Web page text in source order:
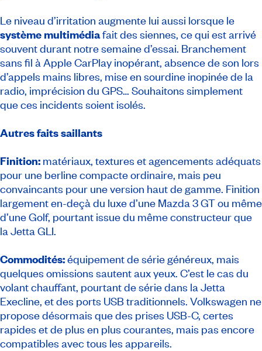
Le niveau d’irritation augmente lui aussi lorsque le
système multimédiafait des siennes, ce qui est arrivé
souvent durant notre semaine d’essai. Branchement
sans fil à Apple CarPlay inopérant, absence de son lors
d’appels mains libres, mise en sourdine inopinée de la
radio, imprécision du GPS… Souhaitons simplement
que ces incidents soient isolés.
Autres faits saillants
Finition: matériaux, textures et agencements adéquats
pour une berline compacte ordinaire, mais peu
convaincants pour une version haut de gamme. Finition
largement en-deçà du luxe d’une Mazda 3 GT ou même
d’une Golf, pourtant issue du même constructeur que
la Jetta GLI.
Commodités:équipement de série généreux, mais
quelques omissions sautent aux yeux. C’est le cas du
volant chauffant, pourtant de série dans la Jetta
Execline, et des ports USB traditionnels. Volkswagen ne
propose désormais que des prises USB-C, certes
rapides et de plus en plus courantes, mais pas encore
compatibles avec tous les appareils.